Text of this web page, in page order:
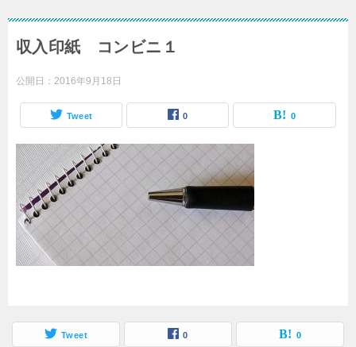
収入印紙 コンビニ１
公開日： 2016年9月18日
Tweet 0 0
Tweet 0 0